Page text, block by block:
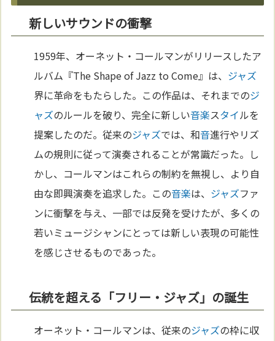
新しいサウンドの衝撃
1959年、オーネット・コールマンがリリースしたア
ルバム『The Shape of Jazz to Come』は、 ジャズ
界に革命をもたらした。この作品は、それまでのジ
ャズのルールを破り、完全に新しい音楽スタイルを
提案したのだ。従来のジャズでは、和音進行やリズ
ムの規則に従って演奏されることが常識だった。し
かし、コールマンはこれらの制約を無視し、より自
由な即興演奏を追求した。この音楽は、 ジャズファ
ンに衝撃を与え、一部では反発を受けたが、多くの
若いミュージシャンにとっては新しい表現の可能性
を感じさせるものであった。
伝統を超える「フリー・ジャズ」の誕生
オーネット・コールマンは、従来のジャズの枠に収